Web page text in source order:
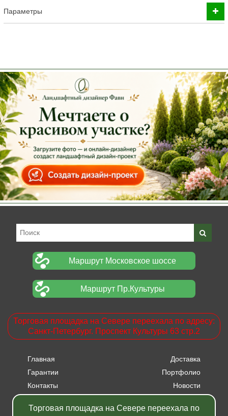
Параметры
Маршрут Московское шоссе
Маршрут Пр.Культуры
Торговая площадка на Севере переехала по адресу:
Санкт-Петербург. Проспект Культуры 63 стр.2
Главная
Доставка
Гарантии
Портфолио
Контакты
Новости
Акции
Торговая площадка на Севере переехала по